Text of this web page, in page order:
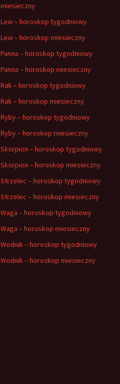
miesieczny
Lew – horoskop tygodniowy
Lew – horoskop miesieczny
Panna – horoskop tygodniowy
Panna – horoskop miesieczny
Rak – horoskop tygodniowy
Rak – horoskop miesieczny
Ryby – horoskop tygodniowy
Ryby – horoskop miesieczny
Skorpion – horoskop tygodniowy
Skorpion – horoskop miesieczny
Strzelec – horoskop tygodniowy
Strzelec – horoskop miesieczny
Waga – horoskop tygodniowy
Waga – horoskop miesieczny
Wodnik – horoskop tygodniowy
Wodnik – horoskop miesieczny